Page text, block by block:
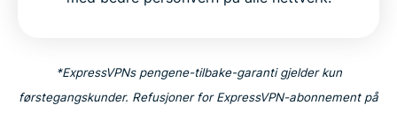
*ExpressVPNs pengene-tilbake-garanti gjelder kun
førstegangskunder. Refusjoner for ExpressVPN-abonnement på